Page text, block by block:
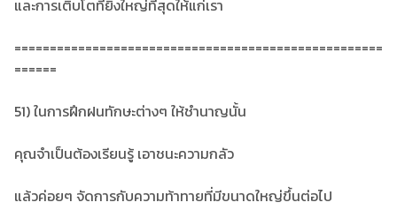
และการเติบโตที่ยิ่งใหญ่ที่สุดให้แก่เรา
====================================================
======
51) ในการฝึกฝนทักษะต่างๆ ให้ชำนาญนั้น
คุณจำเป็นต้องเรียนรู้ เอาชนะความกลัว
แล้วค่อยๆ จัดการกับความท้าทายที่มีขนาดใหญ่ขึ้นต่อไป